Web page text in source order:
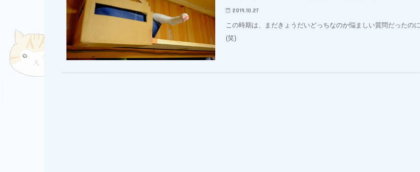
2019.10.27
この時期は、まだきょうだいどっちなのか悩ましい質問だったのに
(笑)